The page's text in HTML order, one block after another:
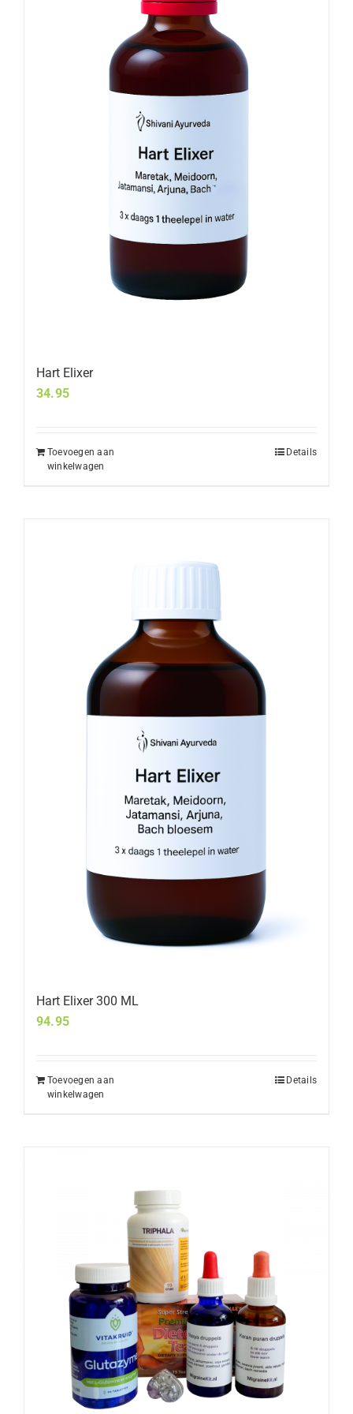
Hart Elixer
34.95
Toevoegen aan
winkelwagen
Details
Hart Elixer 300 ML
94.95
Toevoegen aan
winkelwagen
Details